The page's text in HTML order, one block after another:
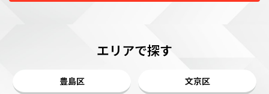
エリアで探す
豊島区 文京区